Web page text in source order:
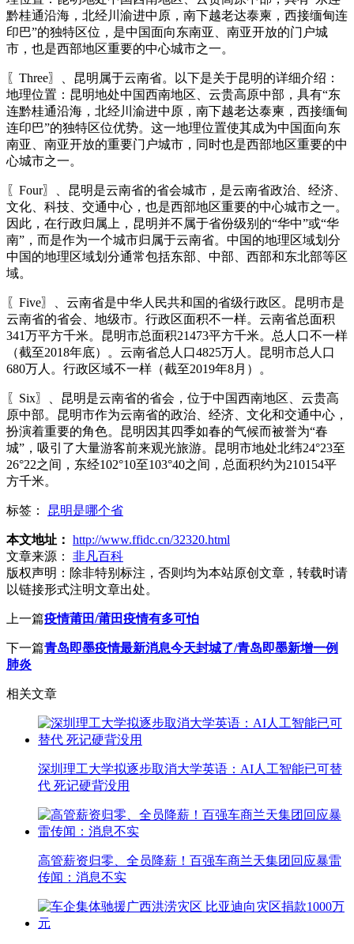
黔桂通沿海，北经川渝进中原，南下越老达泰柬，西接缅甸连
印巴”的独特区位，是中国面向东南亚、南亚开放的门户城
市，也是西部地区重要的中心城市之一。
〖Three〗、昆明属于云南省。以下是关于昆明的详细介绍：
地理位置：昆明地处中国西南地区、云贵高原中部，具有“东
连黔桂通沿海，北经川渝进中原，南下越老达泰柬，西接缅甸
连印巴”的独特区位优势。这一地理位置使其成为中国面向东
南亚、南亚开放的重要门户城市，同时也是西部地区重要的中
心城市之一。
〖Four〗、昆明是云南省的省会城市，是云南省政治、经济、
文化、科技、交通中心，也是西部地区重要的中心城市之一。
因此，在行政归属上，昆明并不属于省份级别的“华中”或“华
南”，而是作为一个城市归属于云南省。中国的地理区域划分
中国的地理区域划分通常包括东部、中部、西部和东北部等区
域。
〖Five〗、云南省是中华人民共和国的省级行政区。昆明市是
云南省的省会、地级市。行政区面积不一样。云南省总面积
341万平方千米。昆明市总面积21473平方千米。总人口不一样
（截至2018年底）。云南省总人口4825万人。昆明市总人口
680万人。行政区域不一样（截至2019年8月）。
〖Six〗、昆明是云南省的省会，位于中国西南地区、云贵高
原中部。昆明市作为云南省的政治、经济、文化和交通中心，
扮演着重要的角色。昆明因其四季如春的气候而被誉为“春
城”，吸引了大量游客前来观光旅游。昆明市地处北纬24°23至
26°22之间，东经102°10至103°40之间，总面积约为210154平
方千米。
标签： 昆明是哪个省
本文地址： http://www.ffidc.cn/32320.html
文章来源：
非凡百科
版权声明： 除非特别标注，否则均为本站原创文章，转载时请
以链接形式注明文章出处。
上一篇疫情莆田/莆田疫情有多可怕
下一篇青岛即墨疫情最新消息今天封城了/青岛即墨新增一例
肺炎
相关文章
深圳理工大学拟逐步取消大学英语：AI人工智能已可替
代 死记硬背没用
高管薪资归零、全员降薪！百强车商兰天集团回应暴雷
传闻：消息不实